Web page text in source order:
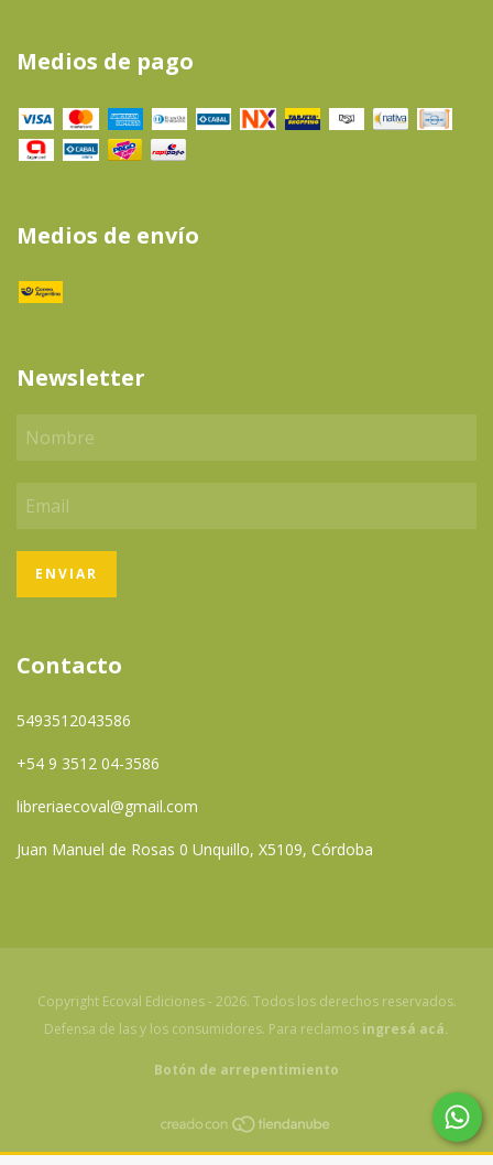
Medios de pago
Medios de envío
Newsletter
Contacto
5493512043586
+54 9 3512 04-3586
libreriaecoval@gmail.com
Juan Manuel de Rosas 0 Unquillo, X5109, Córdoba
Copyright Ecoval Ediciones - 2026. Todos los derechos reservados.
Defensa de las y los consumidores. Para reclamos ingresá acá.
Botón de arrepentimiento